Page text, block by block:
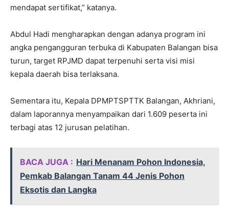
mendapat sertifikat,” katanya.
Abdul Hadi mengharapkan dengan adanya program ini
angka pengangguran terbuka di Kabupaten Balangan bisa
turun, target RPJMD dapat terpenuhi serta visi misi
kepala daerah bisa terlaksana.
Sementara itu, Kepala DPMPTSPTTK Balangan, Akhriani,
dalam laporannya menyampaikan dari 1.609 peserta ini
terbagi atas 12 jurusan pelatihan.
BACA JUGA : Hari Menanam Pohon Indonesia,
Pemkab Balangan Tanam 44 Jenis Pohon
Eksotis dan Langka